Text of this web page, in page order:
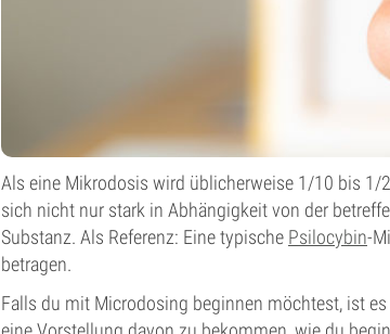
Als eine Mikrodosis wird üblicherweise 1/10 bis 1/
sich nicht nur stark in Abhängigkeit von der
Substanz. Als Referenz: Eine typische Psilocybin-
betragen.
Falls du mit Microdosing beginnen möchtest, ist